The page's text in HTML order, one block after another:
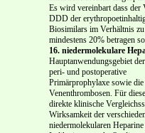
Es wird vereinbart dass der
DDD der
Biosimilars im Verhältnis zu
mindestens 20% betragen
16. niedermolekulare
Hauptanwendungsgebiet
peri- und postoperative
Primärprophylaxe sowie
Venenthrombosen. Für
direkte klinische
Wirksamkeit der
niedermolekularen